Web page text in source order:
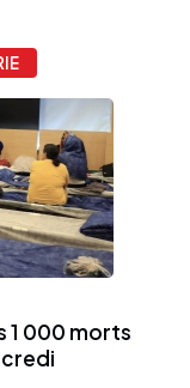
1 000 morts